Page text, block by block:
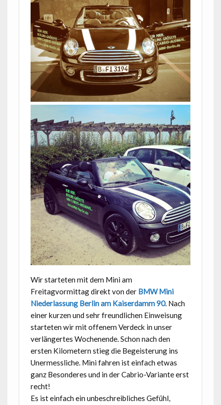
Wir starteten mit dem Mini am
Freitagvormittag direkt von der BMW Mini
Niederlassung Berlin am Kaiserdamm 90. Nach
einer kurzen und sehr freundlichen Einweisung
starteten wir mit offenem Verdeck in unser
verlängertes Wochenende. Schon nach den
ersten Kilometern stieg die Begeisterung ins
Unermessliche. Mini fahren ist einfach etwas
ganz Besonderes und in der Cabrio-Variante erst
recht!
Es ist einfach ein unbeschreibliches Gefühl,